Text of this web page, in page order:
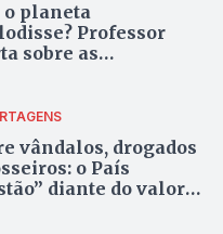
o planeta
Professor
sobre as
vândalos, drogados
o País
diante do valor